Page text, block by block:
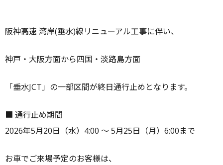
ー
阪神高速 湾岸(垂水)線リニューアル工事に伴い、
神戸・大阪方面から四国・淡路島方面
「垂水JCT」の一部区間が終日通行止めとなります。
■ 通行止め期間
2026年5月20日（水）4:00 ～ 5月25日（月）6:00まで
お車でご来場予定のお客様は、